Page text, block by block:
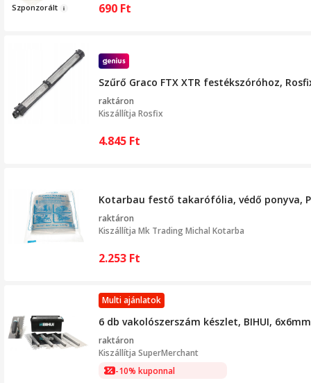
Szponzorált 690 Ft
Szűrő Graco FTX XTR festékszóróhoz,
raktáron
Kiszállítja Rosfix
4.845 Ft
Kotarbau festő takarófólia, védő ponyva,
raktáron
Kiszállítja Mk Trading Michal Kotarba
2.253 Ft
Multi ajánlatok
6 db vakolószerszám készlet, BIHUI,
raktáron
Kiszállítja SuperMerchant
-10% kuponnal